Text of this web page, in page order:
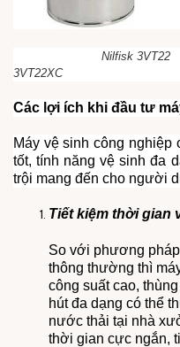
Nilfisk
3VT22XC
Các lợi ích khi đầu tư
Máy vệ sinh công
tốt, tính năng vệ sinh đa
trội mang đến cho người
Tiết kiệm thời gian
So với phương
thông thường thì
công suất cao,
hút đa dạng có thể
nước thải tại nhà
thời gian cực ngắn,